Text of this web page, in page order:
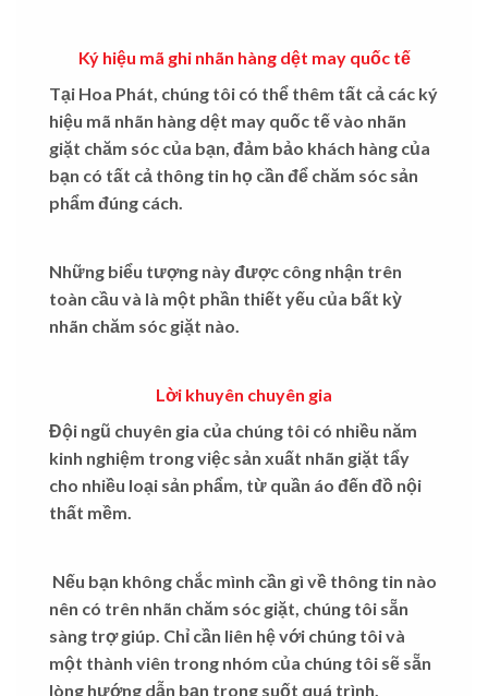
Ký hiệu mã ghi nhãn hàng dệt may quốc tế
Tại Hoa Phát, chúng tôi có thể thêm tất cả các ký
hiệu mã nhãn hàng dệt may quốc tế vào nhãn
giặt chăm sóc của bạn, đảm bảo khách hàng của
bạn có tất cả thông tin họ cần để chăm sóc sản
phẩm đúng cách.
Những biểu tượng này được công nhận trên
toàn cầu và là một phần thiết yếu của bất kỳ
nhãn chăm sóc giặt nào.
Lời khuyên chuyên gia
Đội ngũ chuyên gia của chúng tôi có nhiều năm
kinh nghiệm trong việc sản xuất nhãn giặt tẩy
cho nhiều loại sản phẩm, từ quần áo đến đồ nội
thất mềm.
Nếu bạn không chắc mình cần gì về thông tin nào
nên có trên nhãn chăm sóc giặt, chúng tôi sẵn
sàng trợ giúp. Chỉ cần liên hệ với chúng tôi và
một thành viên trong nhóm của chúng tôi sẽ sẵn
lòng hướng dẫn bạn trong suốt quá trình.